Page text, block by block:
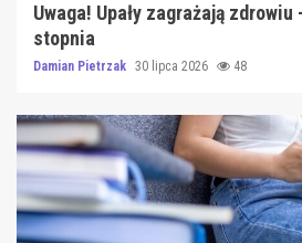
Uwaga! Upały zagrażają
stopnia
Damian Pietrzak 30 lipca 2026 48